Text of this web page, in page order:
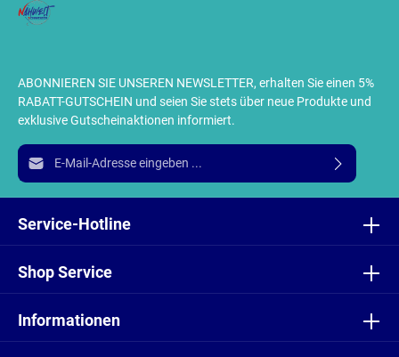
ABONNIEREN SIE UNSEREN NEWSLETTER, erhalten Sie einen 5%
RABATT-GUTSCHEIN und seien Sie stets über neue Produkte und
exklusive Gutscheinaktionen informiert.
E-Mail-Adresse*
Ich habe dieDatenschutzbestimmungenzur Kenntnis
einverstanden.
Service-Hotline
Shop Service
Informationen